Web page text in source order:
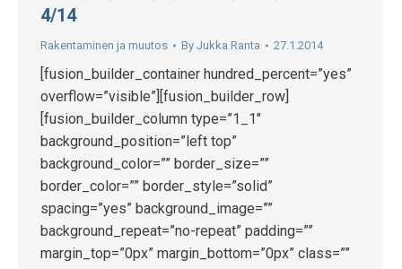
4/14
Rakentaminen ja muutos By Jukka Ranta 27.1.2014
[fusion_builder_container hundred_percent=”yes”
overflow=”visible”][fusion_builder_row]
[fusion_builder_column type=”1_1″
background_position=”left top”
background_color=”” border_size=””
border_color=”” border_style=”solid”
spacing=”yes” background_image=””
background_repeat=”no-repeat” padding=””
margin_top=”0px” margin_bottom=”0px” class=””